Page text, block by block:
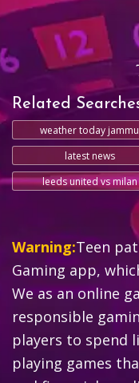
Related
weather today jammu
latest news
leeds united vs milan
Warning:Teen
Gaming app,
We as an online
responsible
players to spend
playing games